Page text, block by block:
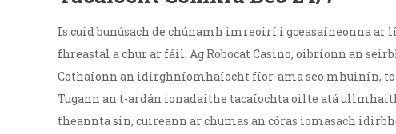
Is cuid bunúsach de chúnamh imreoirí i gceasaíneonna
fhreastal a chur ar fáil. Ag Robocat Casino, oibríonn an
Cothaíonn an idirghníomhaíocht fíor-ama seo mhuinín,
Tugann an t-ardán ionadaithe tacaíochta oilte atá
theannta sin, cuireann ar chumas an córas iomasach